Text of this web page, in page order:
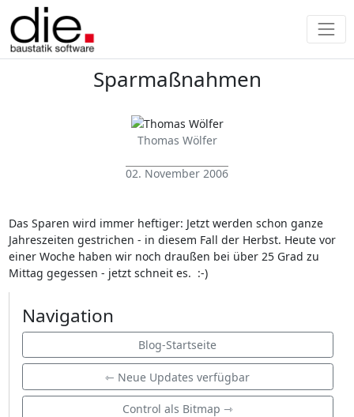
Sparmaßnahmen
Thomas Wölfer
02. November 2006
Das Sparen wird immer heftiger: Jetzt werden schon ganze
Jahreszeiten gestrichen - in diesem Fall der Herbst. Heute vor
einer Woche haben wir noch draußen bei über 25 Grad zu
Mittag gegessen - jetzt schneit es. :-)
Navigation
Blog-Startseite
⇽ Neue Updates verfügbar
Control als Bitmap ⇾